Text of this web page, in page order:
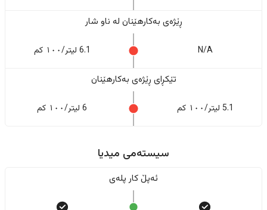
ڕێژەى بەکارهێنان له ناو شار
N/A 6.1 لیتر/١٠٠ کم
تێکڕای ڕێژەى بەکارهێنان
5.1 لیتر/١٠٠ کم 6 لیتر/١٠٠ کم
سیستەمی میدیا
ئەپڵ کار پلەی